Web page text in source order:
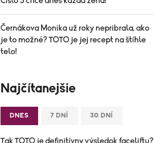
Černákova Monika už roky nepribrala, ako
je to možné? TOTO je jej recept na štíhle
telo!
Najčítanejšie
DNES 7 DNÍ 30 DNÍ
Tak TOTO je definitívny výsledok faceliftu?